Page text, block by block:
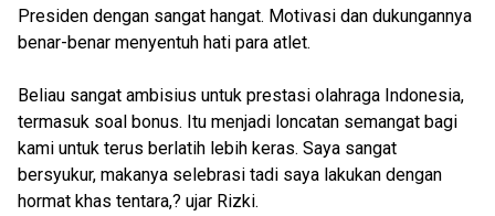
Presiden dengan sangat hangat. Motivasi dan dukungannya
benar-benar menyentuh hati para atlet.
Beliau sangat ambisius untuk prestasi olahraga Indonesia,
termasuk soal bonus. Itu menjadi loncatan semangat bagi
kami untuk terus berlatih lebih keras. Saya sangat
bersyukur, makanya selebrasi tadi saya lakukan dengan
hormat khas tentara,? ujar Rizki.